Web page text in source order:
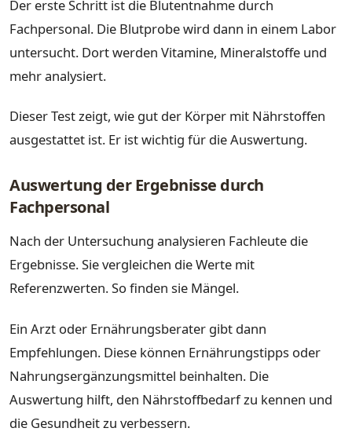
Der erste Schritt ist die Blutentnahme durch
Fachpersonal. Die Blutprobe wird dann in einem Labor
untersucht. Dort werden Vitamine, Mineralstoffe und
mehr analysiert.
Dieser Test zeigt, wie gut der Körper mit Nährstoffen
ausgestattet ist. Er ist wichtig für die Auswertung.
Auswertung der Ergebnisse durch
Fachpersonal
Nach der Untersuchung analysieren Fachleute die
Ergebnisse. Sie vergleichen die Werte mit
Referenzwerten. So finden sie Mängel.
Ein Arzt oder Ernährungsberater gibt dann
Empfehlungen. Diese können Ernährungstipps oder
Nahrungsergänzungsmittel beinhalten. Die
Auswertung hilft, den Nährstoffbedarf zu kennen und
die Gesundheit zu verbessern.